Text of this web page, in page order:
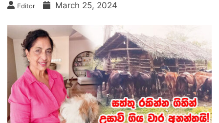
Editor March 25, 2024